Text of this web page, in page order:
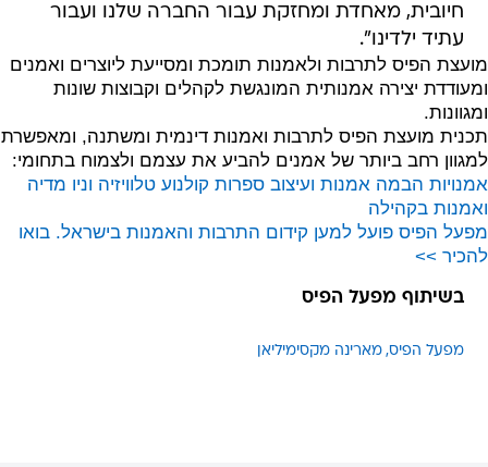
חיובית, מאחדת ומחזקת עבור החברה שלנו ועבור
עתיד ילדינו".
מועצת הפיס לתרבות ולאמנות תומכת ומסייעת ליוצרים ואמנים
ומעודדת יצירה אמנותית המונגשת לקהלים וקבוצות שונות
ומגוונות.
תכנית מועצת הפיס לתרבות ואמנות דינמית ומשתנה, ומאפשרת
למגוון רחב ביותר של אמנים להביע את עצמם ולצמוח בתחומי:
אמנויות הבמה אמנות ועיצוב ספרות קולנוע טלוויזיה וניו מדיה
ואמנות בקהילה
מפעל הפיס פועל למען קידום התרבות והאמנות בישראל. בואו
להכיר >>
בשיתוף מפעל הפיס
מפעל הפיס מארינה מקסימיליאן